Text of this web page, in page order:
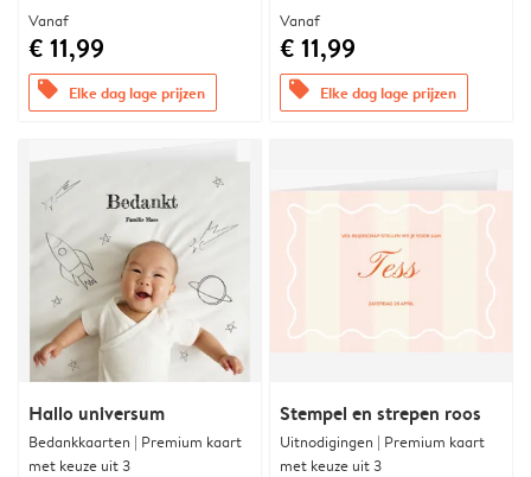
Vanaf
€ 11,99
offers Elke dag lage prijzen
Vanaf
€ 11,99
offers Elke dag lage prijzen
Hallo universum
Bedankkaarten | Premium kaart
met keuze uit 3
Stempel en strepen roos
Uitnodigingen | Premium kaart
met keuze uit 3